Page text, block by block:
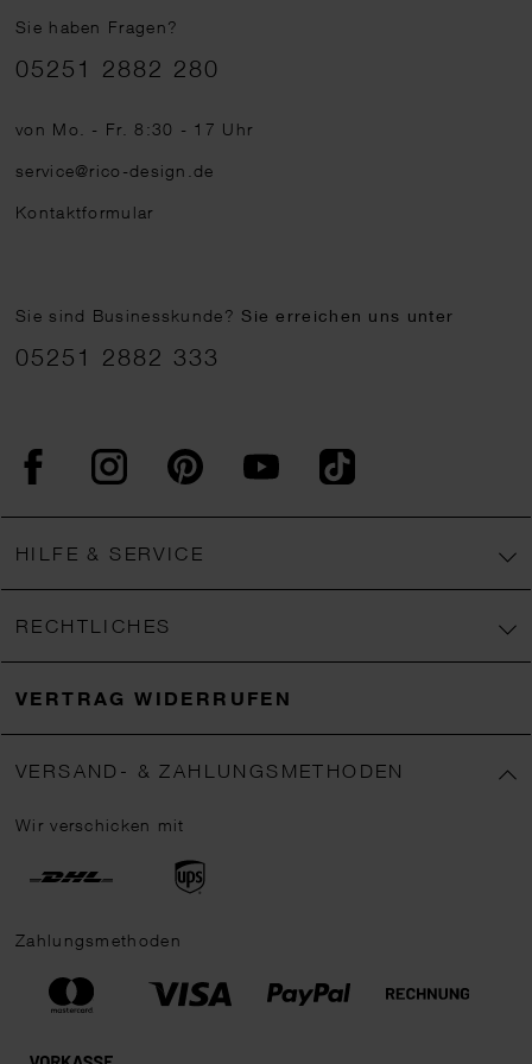
Sie haben Fragen?
Telefonnummer
05251 2882 280
von Mo. - Fr. 8:30 - 17 Uhr
service@rico-design.de
Kontaktformular
Sie sind Businesskunde?Sie erreichen uns unter
05251 2882 333
FacebookInstagram PinterestYouTubeTikTok
HILFE & SERVICE
RECHTLICHES
VERTRAG WIDERRUFEN
VERSAND- & ZAHLUNGSMETHODEN
Wir verschicken mit
Zahlungsmethoden